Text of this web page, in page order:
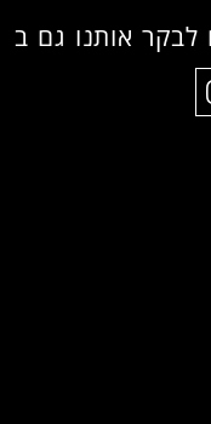
לבקר אותנו גם ב